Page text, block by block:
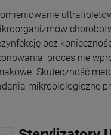
bez
proces nie
Skuteczność
mikrobiologiczne